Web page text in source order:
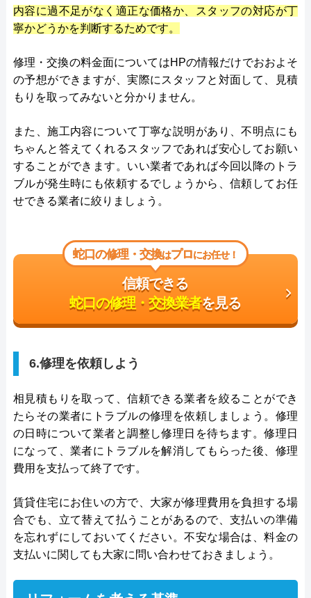
内容に過不足がなく適正な価格か、スタッフの対応が丁
寧かどうかを判断するためです。
修理・交換の料金面についてはHPの情報だけでおおよそ
の予想ができますが、実際にスタッフと対面して、見積
もりを取ってみないと分かりません。
また、施工内容について丁寧な説明があり、不明点にも
ちゃんと答えてくれるスタッフであれば安心してお願い
することができます。いい業者であれば今回以降のトラ
ブルが発生時にも依頼するでしょうから、信頼してお任
せできる業者に絞りましょう。
蛇口の修理・交換はプロにお任せ！
信頼できる
蛇口の修理・交換業者を見る
6.修理を依頼しよう
相見積もりを取って、信頼できる業者を絞ることができ
たらその業者にトラブルの修理を依頼しましょう。修理
の日時について業者と調整し修理日を待ちます。修理日
になって、業者にトラブルを解消してもらった後、修理
費用を支払って終了です。
賃貸住宅にお住いの方で、大家が修理費用を負担する場
合でも、立て替えて払うことがあるので、支払いの準備
を忘れずにしておいてください。不安な場合は、料金の
支払いに関しても大家に問い合わせておきましょう。